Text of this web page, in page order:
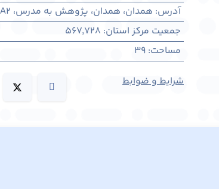
آدرس: همدان، همدان، پژوهش به مدرس، A2
جمعیت مرکز استان:
567,728
مساحت:
39
شرایط و ضوابط